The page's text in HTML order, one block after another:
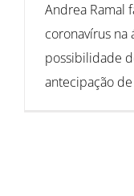
Andrea Ramal
coronavírus na
possibilidade
antecipação